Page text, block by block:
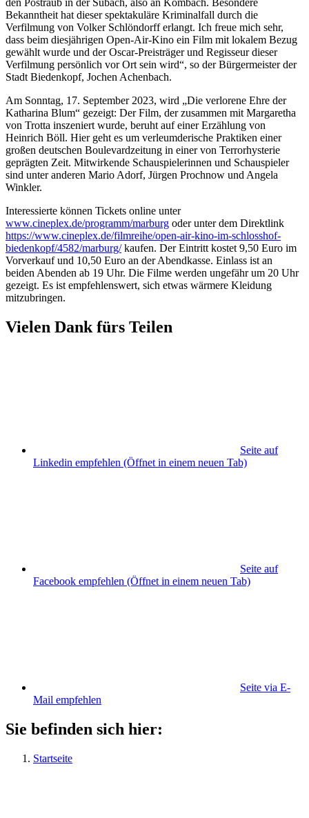
den Postraub in der Subach, also an Kombach. Besondere
Bekanntheit hat dieser spektakuläre Kriminalfall durch die
Verfilmung von Volker Schlöndorff erlangt. Ich freue mich sehr,
dass beim diesjährigen Open-Air-Kino ein Film mit lokalem Bezug
gewählt wurde und der Oscar-Preisträger und Regisseur dieser
Verfilmung persönlich vor Ort sein wird“, so der Bürgermeister der
Stadt Biedenkopf, Jochen Achenbach.
Am Sonntag, 17. September 2023, wird „Die verlorene Ehre der
Katharina Blum“ gezeigt: Der Film, der zusammen mit Margaretha
von Trotta inszeniert wurde, beruht auf einer Erzählung von
Heinrich Böll. Hier geht es um verleumderische Praktiken einer
großen deutschen Boulevardzeitung in einer von Terrorhysterie
geprägten Zeit. Mitwirkende Schauspielerinnen und Schauspieler
sind unter anderen Mario Adorf, Jürgen Prochnow und Angela
Winkler.
Interessierte können Tickets online unter
www.cineplex.de/programm/marburg oder unter dem Direktlink
https://www.cineplex.de/filmreihe/open-air-kino-im-schlosshof-
biedenkopf/4582/marburg/kaufen. Der Eintritt kostet 9,50 Euro im
Vorverkauf und 10,50 Euro an der Abendkasse. Einlass ist an
beiden Abenden ab 19 Uhr. Die Filme werden ungefähr um 20 Uhr
gezeigt. Es ist empfehlenswert, sich etwas wärmere Kleidung
mitzubringen.
Vielen Dank fürs Teilen
Seite auf
Linkedin empfehlen (Öffnet in einem neuen Tab)
Seite auf
Facebook empfehlen (Öffnet in einem neuen Tab)
Seite via E-
Mail empfehlen
Sie befinden sich hier:
Startseite